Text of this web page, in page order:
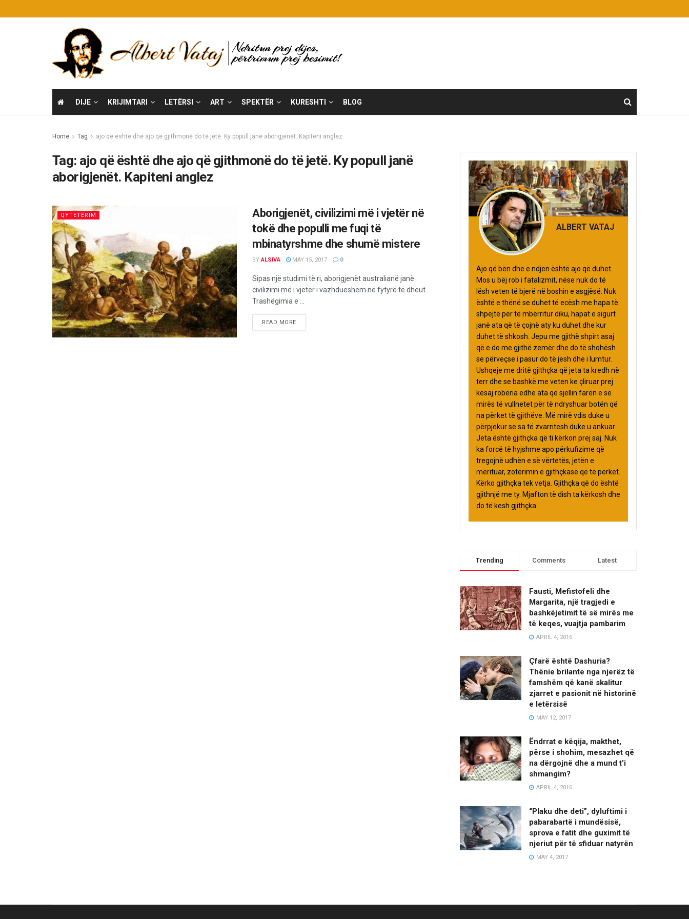
DIJE KRIJIMTARI LETËRSI ART SPEKTËR KURESHTI BLOG
Home Tag ajo që është dhe ajo që gjithmonë do të jetë. Ky popull janë aborigjenët. Kapiteni anglez
Tag: ajo që është dhe ajo që gjithmonë do të jetë. Ky popull janë
aborigjenët. Kapiteni anglez
QYTETËRIM
Aborigjenët, civilizimi më i vjetër në
tokë dhe populli me fuqi të
mbinatyrshme dhe shumë mistere
BY ALSIVA MAY 15, 2017 0
Sipas një studimi të ri, aborigjenët australianë janë
civilizimi më i vjetër i vazhdueshëm në fytyrë të dheut.
Trashëgimia e ...
READ MORE
ALBERT VATAJ
Ajo që bën dhe e ndjen është ajo që duhet.
Mos u bëj rob i fatalizmit, nëse nuk do të
lësh veten të bjerë në boshin e asgjësë. Nuk
është e thënë se duhet të ecësh me hapa të
shpejtë për të mbërritur diku, hapat e sigurt
janë ata që të çojnë aty ku duhet dhe kur
duhet të shkosh. Jepu me gjithë shpirt asaj
që e do me gjithë zemër dhe do të shohësh
se përveçse i pasur do të jesh dhe i lumtur.
Ushqeje me dritë gjithçka që jeta ta kredh në
terr dhe se bashkë me veten ke çliruar prej
kësaj robëria edhe ata që sjellin farën e së
mirës të vullnetet për të ndryshuar botën që
na përket të gjithëve. Më mirë vdis duke u
përpjekur se sa të zvarritesh duke u ankuar.
Jeta është gjithçka që ti kërkon prej saj. Nuk
ka forcë të hyjshme apo përkufizime që
tregojnë udhën e së vërtetës, jetën e
merituar, zotërimin e gjithçkasë që të përket.
Kërko gjithçka tek vetja. Gjithçka që do është
gjithnjë me ty. Mjafton të dish ta kërkosh dhe
do të kesh gjithçka.
Trending Comments Latest
Fausti, Mefistofeli dhe
Margarita, një tragjedi e
bashkëjetimit të së mirës me
të keqes, vuajtja pambarim
APRIL 4, 2016
Çfarë është Dashuria?
Thënie brilante nga njerëz të
famshëm që kanë skalitur
zjarret e pasionit në historinë
e letërsisë
MAY 12, 2017
Ëndrrat e këqija, makthet,
përse i shohim, mesazhet që
na dërgojnë dhe a mund t’i
shmangim?
APRIL 4, 2016
“Plaku dhe deti”, dyluftimi i
pabarabartë i mundësisë,
sprova e fatit dhe guximit të
njeriut për të sfiduar natyrën
MAY 4, 2017